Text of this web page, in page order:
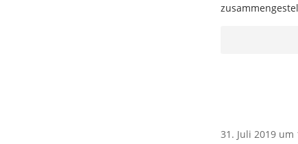
31. Juli 2019 um